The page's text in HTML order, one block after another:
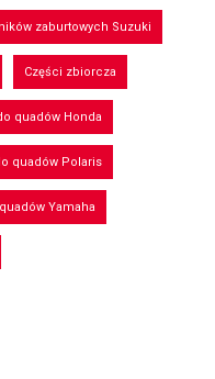
zaburtowych Suzuki
Części zbiorcza
quadów Honda
quadów Polaris
Yamaha